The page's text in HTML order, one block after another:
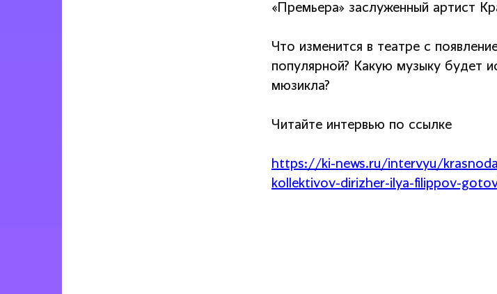
«Премьера» заслуженный артист
Что изменится в театре с
популярной? Какую музыку будет
мюзикла?
Читайте интервью по ссылке
https://ki-news.ru/intervyu/
kollektivov-dirizher-ilya-filippov-